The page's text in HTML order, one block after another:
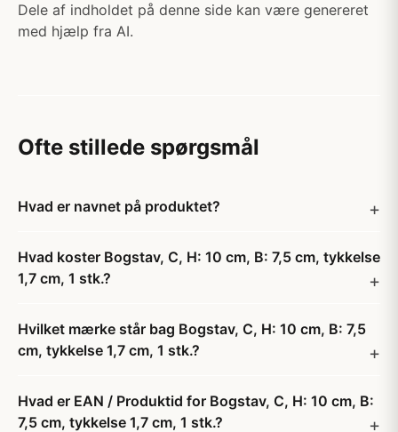
Dele af indholdet på denne side kan være genereret
med hjælp fra AI.
Ofte stillede spørgsmål
Hvad er navnet på produktet?
Hvad koster Bogstav, C, H: 10 cm, B: 7,5 cm, tykkelse
1,7 cm, 1 stk.?
Hvilket mærke står bag Bogstav, C, H: 10 cm, B: 7,5
cm, tykkelse 1,7 cm, 1 stk.?
Hvad er EAN / Produktid for Bogstav, C, H: 10 cm, B:
7,5 cm, tykkelse 1,7 cm, 1 stk.?